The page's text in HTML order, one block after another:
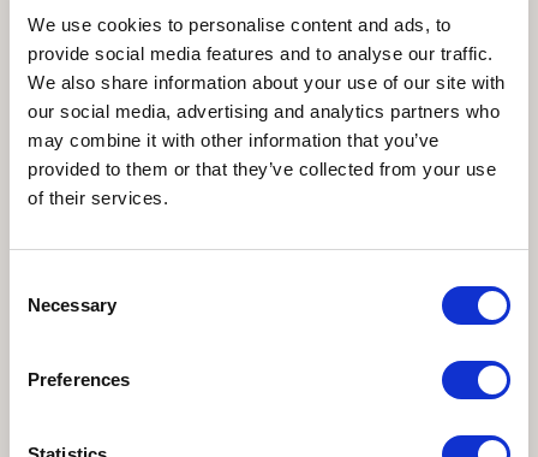
We use cookies to personalise content and ads, to
provide social media features and to analyse our traffic.
We also share information about your use of our site with
our social media, advertising and analytics partners who
may combine it with other information that you’ve
provided to them or that they’ve collected from your use
of their services.
Selection
Necessary
Preferences
ОТПРАВЬ НАМ E-MAIL, ЧТОБЫ ПОЛУЧИТЬ КАТАЛОГ
Made in Roma and Aquileia